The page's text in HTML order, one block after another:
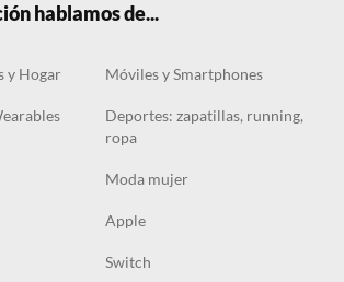
hablamos de...
y Hogar Móviles y Smartphones
Deportes: zapatillas, running,
ropa
Moda mujer
Apple
Switch